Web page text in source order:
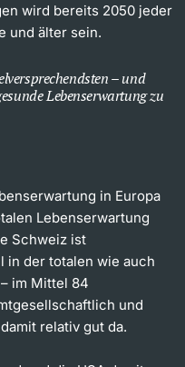
wird bereits 2050 jeder
und älter sein.
– und
Lebenserwartung zu
in Europa
Lebenserwartung
Schweiz ist
in der totalen wie auch
im Mittel 84
und
relativ gut da.